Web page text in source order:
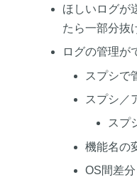
ほしいログが
たら一部分抜
ログの管理が
スプシで
スプシ／
スプ
機能名の
OS間差分